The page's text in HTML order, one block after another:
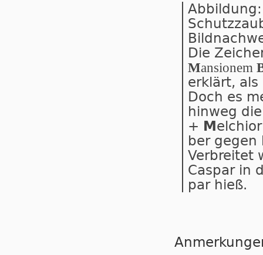
Die
Man­si­o­nem
er­klärt, als
Doch es
hin­weg
+ M
ber ge­gen
Ver­brei­tet
Cas­par in
par hieß.